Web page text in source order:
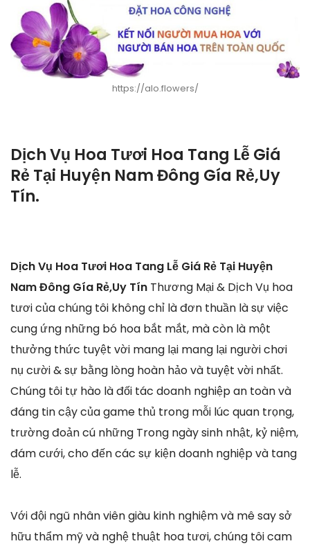
https://alo.flowers/
Dịch Vụ Hoa Tươi Hoa Tang Lễ Giá
Rẻ Tại Huyện Nam Đông Gía Rẻ,Uy
Tín.
Dịch Vụ Hoa Tươi Hoa Tang Lễ Giá Rẻ Tại Huyện
Nam Đông Gía Rẻ,Uy Tín Thương Mại & Dịch Vụ hoa
tươi của chúng tôi không chỉ là đơn thuần là sự việc
cung ứng những bó hoa bắt mắt, mà còn là một
thưởng thức tuyệt vời mang lại mang lại người chơi
nụ cười & sự bằng lòng hoàn hảo và tuyệt vời nhất.
Chúng tôi tự hào là đối tác doanh nghiệp an toàn và
đáng tin cậy của game thủ trong mỗi lúc quan trọng,
trường đoản cú những Trong ngày sinh nhật, kỷ niệm,
đám cưới, cho đến các sự kiện doanh nghiệp và tang
lễ.
Với đội ngũ nhân viên giàu kinh nghiệm và mê say sở
hữu thẩm mỹ và nghệ thuật hoa tươi, chúng tôi cam